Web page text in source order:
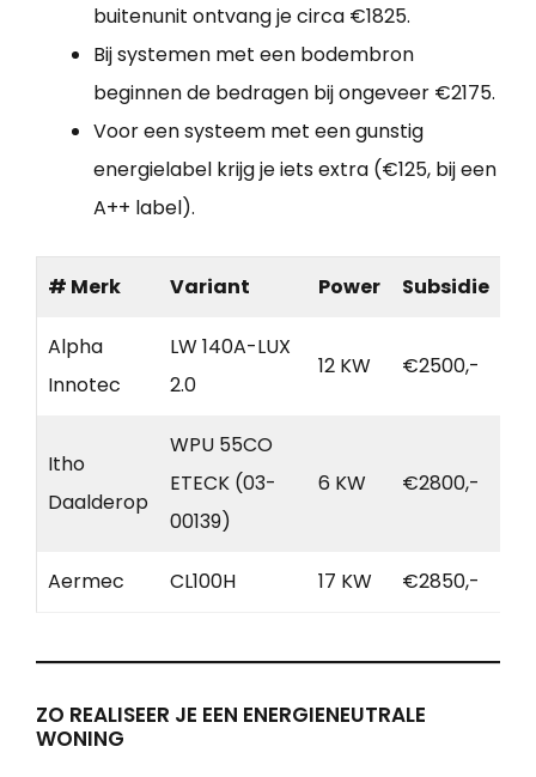
buitenunit ontvang je circa €1825.
Bij systemen met een bodembron
beginnen de bedragen bij ongeveer €2175.
Voor een systeem met een gunstig
energielabel krijg je iets extra (€125, bij een
A++ label).
# Merk Variant Power Subsidie
Alpha
Innotec
LW 140A-LUX
2.0
12 KW €2500,-
Itho
Daalderop
WPU 55CO
ETECK (03-
00139)
6 KW €2800,-
Aermec CL100H 17 KW €2850,-
ZO REALISEER JE EEN ENERGIENEUTRALE
WONING